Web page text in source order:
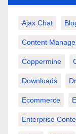
Ajax Chat
Content
Coppermine
Downloads
Ecommerce
Enterprise